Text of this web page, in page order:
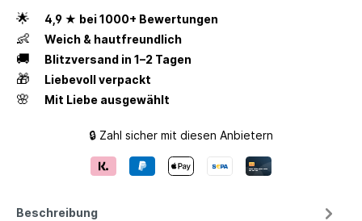
🌟 4,9 ★ bei 1000+ Bewertungen
👶 Weich & hautfreundlich
🚚 Blitzversand in 1–2 Tagen
🎁 Liebevoll verpackt
🌸 Mit Liebe ausgewählt
🔒 Zahl sicher mit diesen Anbietern
Beschreibung